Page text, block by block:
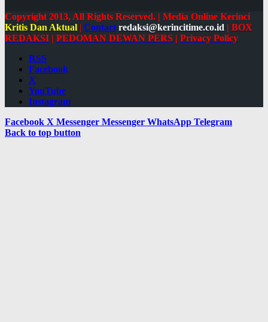
Copyright 2013, All Rights Reserved. | Media Online Kerinci
Kritis Dan Aktual | Contact redaksi@kerincitime.co.id | BOX
REDAKSI | PEDOMAN DEWAN PERS | Privacy Policy
RSS
Facebook
X
YouTube
Instagram
Facebook X Messenger Messenger WhatsApp Telegram
Back to top button